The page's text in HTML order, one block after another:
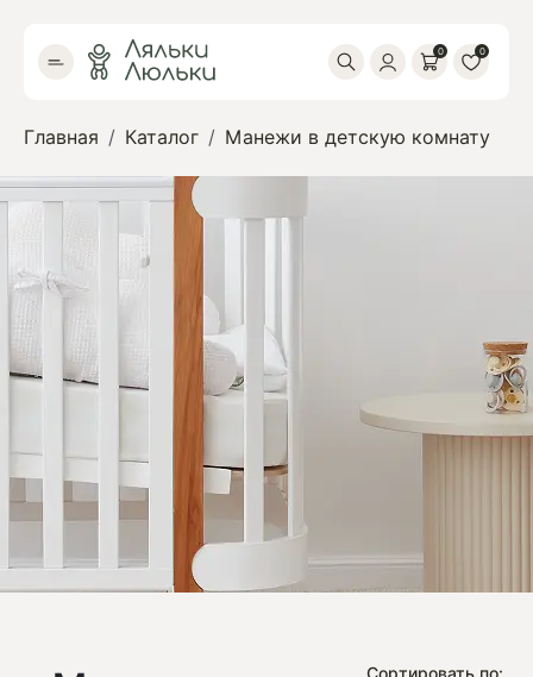
0 0
Главная Каталог Манежи в детскую комнату